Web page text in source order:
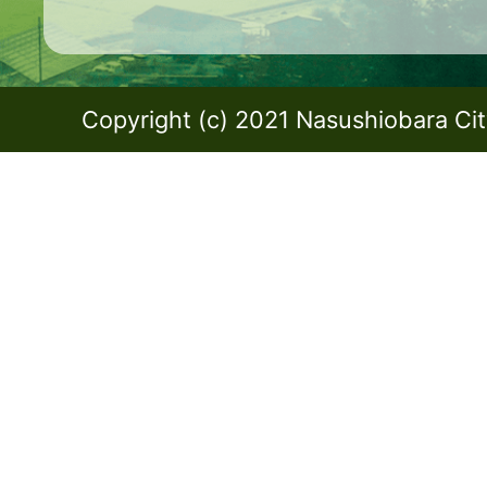
Copyright (c) 2021 Nasushiobara